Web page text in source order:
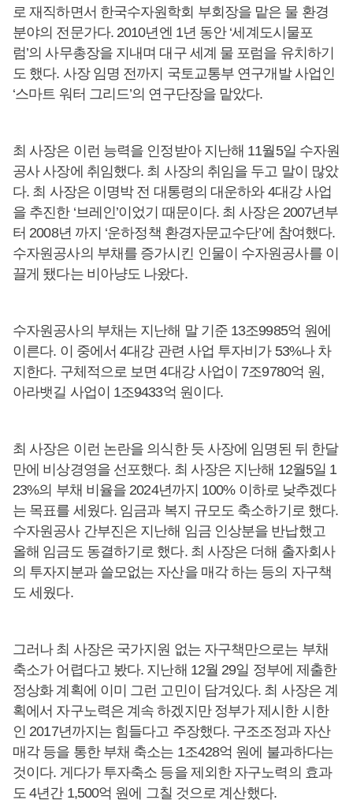
로 재직하면서 한국수자원학회 부회장을 맡은 물 환경
분야의 전문가다. 2010년엔 1년 동안 ‘세계도시물포
럼’의 사무총장을 지내며 대구 세계 물 포럼을 유치하기
도 했다. 사장 임명 전까지 국토교통부 연구개발 사업인
‘스마트 워터 그리드’의 연구단장을 맡았다.
최 사장은 이런 능력을 인정받아 지난해 11월5일 수자원
공사 사장에 취임했다. 최 사장의 취임을 두고 말이 많았
다. 최 사장은 이명박 전 대통령의 대운하와 4대강 사업
을 추진한 ‘브레인’이었기 때문이다. 최 사장은 2007년부
터 2008년 까지 ‘운하정책 환경자문교수단’에 참여했다.
수자원공사의 부채를 증가시킨 인물이 수자원공사를 이
끌게 됐다는 비아냥도 나왔다.
수자원공사의 부채는 지난해 말 기준 13조9985억 원에
이른다. 이 중에서 4대강 관련 사업 투자비가 53%나 차
지한다. 구체적으로 보면 4대강 사업이 7조9780억 원,
아라뱃길 사업이 1조9433억 원이다.
최 사장은 이런 논란을 의식한 듯 사장에 임명된 뒤 한달
만에 비상경영을 선포했다. 최 사장은 지난해 12월5일 1
23%의 부채 비율을 2024년까지 100% 이하로 낮추겠다
는 목표를 세웠다. 임금과 복지 규모도 축소하기로 했다.
수자원공사 간부진은 지난해 임금 인상분을 반납했고
올해 임금도 동결하기로 했다. 최 사장은 더해 출자회사
의 투자지분과 쓸모없는 자산을 매각 하는 등의 자구책
도 세웠다.
그러나 최 사장은 국가지원 없는 자구책만으로는 부채
축소가 어렵다고 봤다. 지난해 12월 29일 정부에 제출한
정상화 계획에 이미 그런 고민이 담겨있다. 최 사장은 계
획에서 자구노력은 계속 하겠지만 정부가 제시한 시한
인 2017년까지는 힘들다고 주장했다. 구조조정과 자산
매각 등을 통한 부채 축소는 1조428억 원에 불과하다는
것이다. 게다가 투자축소 등을 제외한 자구노력의 효과
도 4년간 1,500억 원에 그칠 것으로 계산했다.